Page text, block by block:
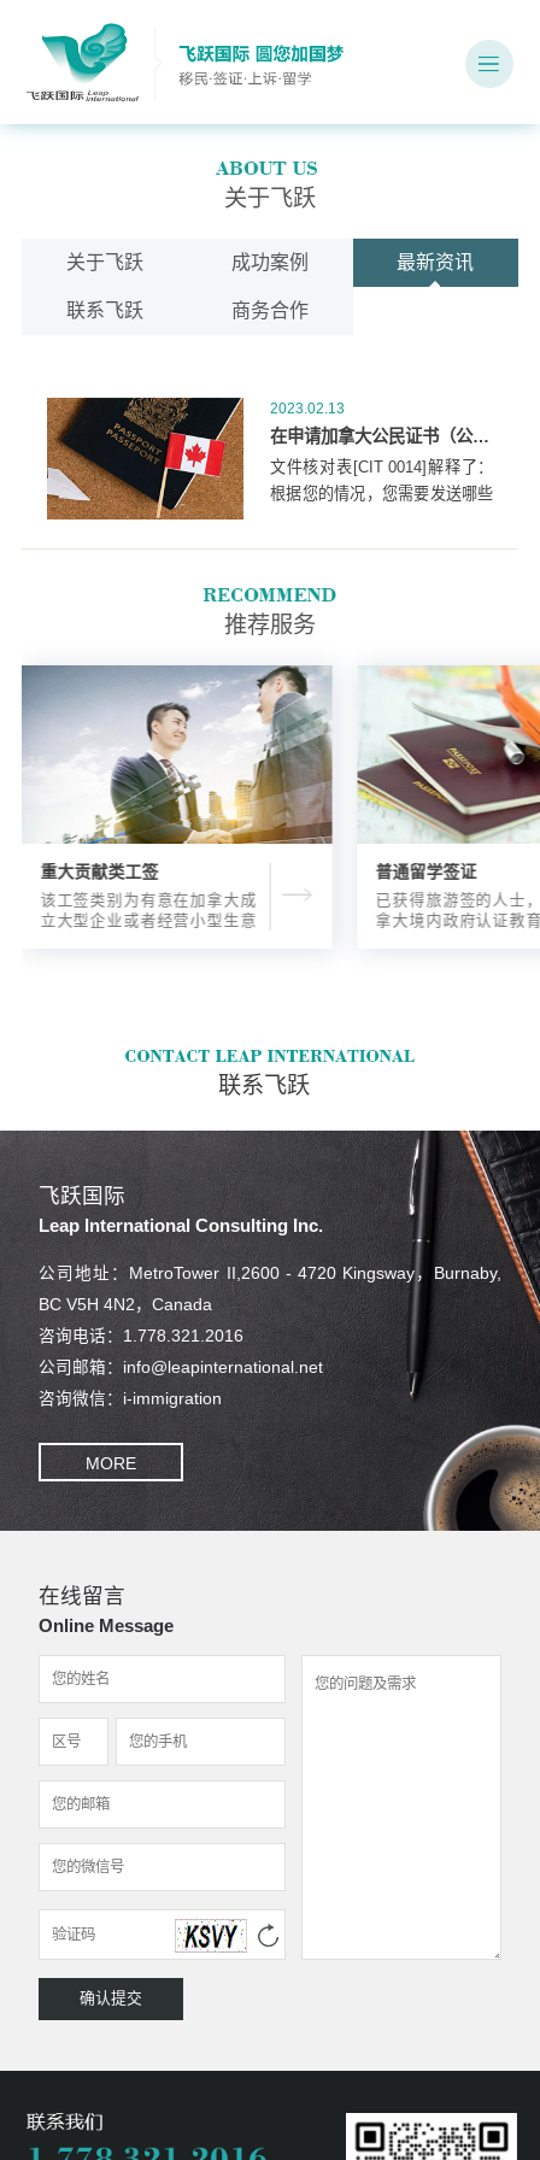
关于飞跃
关于飞跃 成功案例 最新资讯
联系飞跃 商务合作
2023.02.13
在申请加拿大公民证书（公民身份证明）时，应该发送哪些文件？
文件核对表[CIT 0014]解释了：
根据您的情况，您需要发送哪些
色副本)您的文件的彩色或扫描
推荐服务
重大贡献类工签
该工签类别为有意在加拿大成
立大型企业或者经营小型生意
普通留学签证
已获得旅游签的人士
拿大境内政府认证教
联系飞跃
飞跃国际
Leap International Consulting Inc.
公司地址：MetroTower II,2600 - 4720 Kingsway，Burnaby,
BC V5H 4N2，Canada
咨询电话：1.778.321.2016
公司邮箱：info@leapinternational.net
咨询微信：i-immigration
MORE
在线留言
Online Message